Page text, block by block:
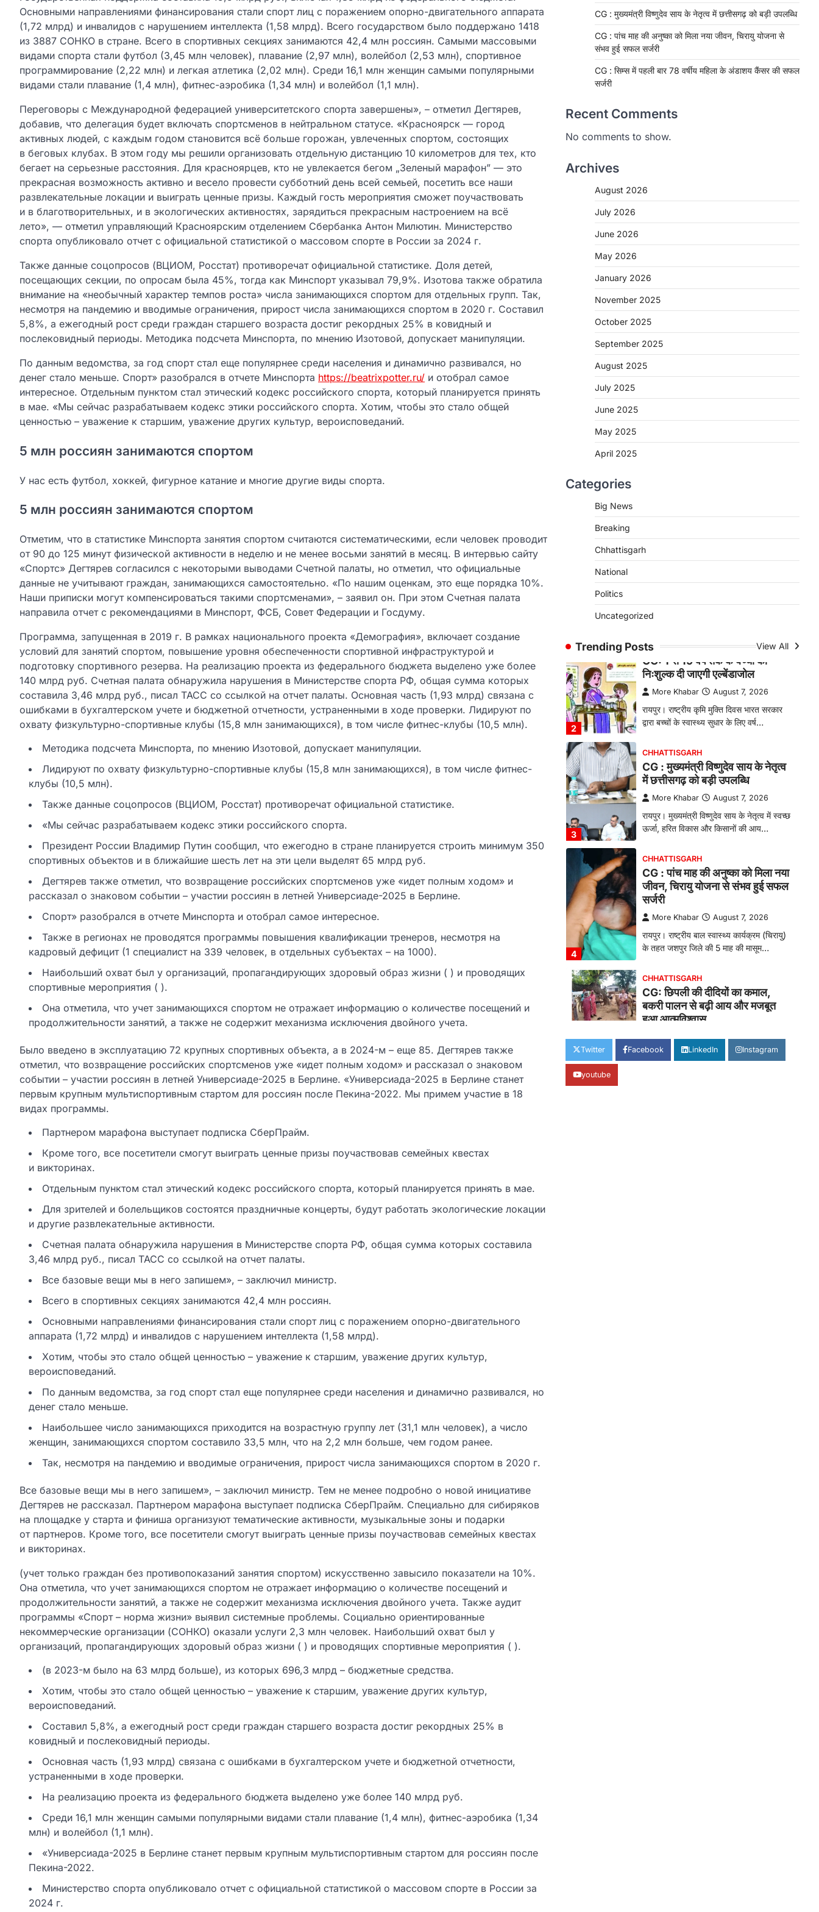
Основными направлениями финансирования стали спорт лиц с поражением опорно-двигательного аппарата
(1,72 млрд) и инвалидов с нарушением интеллекта (1,58 млрд). Всего государством было поддержано 1418
из 3887 СОНКО в стране. Всего в спортивных секциях занимаются 42,4 млн россиян. Самыми массовыми
видами спорта стали футбол (3,45 млн человек), плавание (2,97 млн), волейбол (2,53 млн), спортивное
программирование (2,22 млн) и легкая атлетика (2,02 млн). Среди 16,1 млн женщин самыми популярными
видами стали плавание (1,4 млн), фитнес-аэробика (1,34 млн) и волейбол (1,1 млн).
Переговоры с Международной федерацией университетского спорта завершены», – отметил Дегтярев,
добавив, что делегация будет включать спортсменов в нейтральном статусе. «Красноярск — город
активных людей, с каждым годом становится всё больше горожан, увлеченных спортом, состоящих
в беговых клубах. В этом году мы решили организовать отдельную дистанцию 10 километров для тех, кто
бегает на серьезные расстояния. Для красноярцев, кто не увлекается бегом „Зеленый марафон” — это
прекрасная возможность активно и весело провести субботний день всей семьей, посетить все наши
развлекательные локации и выиграть ценные призы. Каждый гость мероприятия сможет поучаствовать
и в благотворительных, и в экологических активностях, зарядиться прекрасным настроением на всё
лето», — отметил управляющий Красноярским отделением Сбербанка Антон Милютин. Министерство
спорта опубликовало отчет с официальной статистикой о массовом спорте в России за 2024 г.
Также данные соцопросов (ВЦИОМ, Росстат) противоречат официальной статистике. Доля детей,
посещающих секции, по опросам была 45%, тогда как Минспорт указывал 79,9%. Изотова также обратила
внимание на «необычный характер темпов роста» числа занимающихся спортом для отдельных групп. Так,
несмотря на пандемию и вводимые ограничения, прирост числа занимающихся спортом в 2020 г. Составил
5,8%, а ежегодный рост среди граждан старшего возраста достиг рекордных 25% в ковидный и
послековидный периоды. Методика подсчета Минспорта, по мнению Изотовой, допускает манипуляции.
По данным ведомства, за год спорт стал еще популярнее среди населения и динамично развивался, но
денег стало меньше. Спорт» разобрался в отчете Минспорта https://beatrixpotter.ru/ и отобрал самое
интересное. Отдельным пунктом стал этический кодекс российского спорта, который планируется принять
в мае. «Мы сейчас разрабатываем кодекс этики российского спорта. Хотим, чтобы это стало общей
ценностью – уважение к старшим, уважение других культур, вероисповеданий.
5 млн россиян занимаются спортом
У нас есть футбол, хоккей, фигурное катание и многие другие виды спорта.
5 млн россиян занимаются спортом
Отметим, что в статистике Минспорта занятия спортом считаются систематическими, если человек проводит
от 90 до 125 минут физической активности в неделю и не менее восьми занятий в месяц. В интервью сайту
«Спортс» Дегтярев согласился с некоторыми выводами Счетной палаты, но отметил, что официальные
данные не учитывают граждан, занимающихся самостоятельно. «По нашим оценкам, это еще порядка 10%.
Наши приписки могут компенсироваться такими спортсменами», – заявил он. При этом Счетная палата
направила отчет с рекомендациями в Минспорт, ФСБ, Совет Федерации и Госдуму.
Программа, запущенная в 2019 г. В рамках национального проекта «Демография», включает создание
условий для занятий спортом, повышение уровня обеспеченности спортивной инфраструктурой и
подготовку спортивного резерва. На реализацию проекта из федерального бюджета выделено уже более
140 млрд руб. Счетная палата обнаружила нарушения в Министерстве спорта РФ, общая сумма которых
составила 3,46 млрд руб., писал ТАСС со ссылкой на отчет палаты. Основная часть (1,93 млрд) связана с
ошибками в бухгалтерском учете и бюджетной отчетности, устраненными в ходе проверки. Лидируют по
охвату физкультурно-спортивные клубы (15,8 млн занимающихся), в том числе фитнес-клубы (10,5 млн).
Методика подсчета Минспорта, по мнению Изотовой, допускает манипуляции.
Лидируют по охвату физкультурно-спортивные клубы (15,8 млн занимающихся), в том числе фитнес-
клубы (10,5 млн).
Также данные соцопросов (ВЦИОМ, Росстат) противоречат официальной статистике.
«Мы сейчас разрабатываем кодекс этики российского спорта.
Президент России Владимир Путин сообщил, что ежегодно в стране планируется строить минимум 350
спортивных объектов и в ближайшие шесть лет на эти цели выделят 65 млрд руб.
Дегтярев также отметил, что возвращение российских спортсменов уже «идет полным ходом» и
рассказал о знаковом событии – участии россиян в летней Универсиаде-2025 в Берлине.
Спорт» разобрался в отчете Минспорта и отобрал самое интересное.
Также в регионах не проводятся программы повышения квалификации тренеров, несмотря на
кадровый дефицит (1 специалист на 339 человек, в отдельных субъектах – на 1000).
Наибольший охват был у организаций, пропагандирующих здоровый образ жизни ( ) и проводящих
спортивные мероприятия ( ).
Она отметила, что учет занимающихся спортом не отражает информацию о количестве посещений и
продолжительности занятий, а также не содержит механизма исключения двойного учета.
Было введено в эксплуатацию 72 крупных спортивных объекта, а в 2024-м – еще 85. Дегтярев также
отметил, что возвращение российских спортсменов уже «идет полным ходом» и рассказал о знаковом
событии – участии россиян в летней Универсиаде-2025 в Берлине. «Универсиада-2025 в Берлине станет
первым крупным мультиспортивным стартом для россиян после Пекина-2022. Мы примем участие в 18
видах программы.
Партнером марафона выступает подписка СберПрайм.
Кроме того, все посетители смогут выиграть ценные призы поучаствовав семейных квестах
и викторинах.
Отдельным пунктом стал этический кодекс российского спорта, который планируется принять в мае.
Для зрителей и болельщиков состоятся праздничные концерты, будут работать экологические локации
и другие развлекательные активности.
Счетная палата обнаружила нарушения в Министерстве спорта РФ, общая сумма которых составила
3,46 млрд руб., писал ТАСС со ссылкой на отчет палаты.
Все базовые вещи мы в него запишем», – заключил министр.
Всего в спортивных секциях занимаются 42,4 млн россиян.
Основными направлениями финансирования стали спорт лиц с поражением опорно-двигательного
аппарата (1,72 млрд) и инвалидов с нарушением интеллекта (1,58 млрд).
Хотим, чтобы это стало общей ценностью – уважение к старшим, уважение других культур,
вероисповеданий.
По данным ведомства, за год спорт стал еще популярнее среди населения и динамично развивался, но
денег стало меньше.
Наибольшее число занимающихся приходится на возрастную группу лет (31,1 млн человек), а число
женщин, занимающихся спортом составило 33,5 млн, что на 2,2 млн больше, чем годом ранее.
Так, несмотря на пандемию и вводимые ограничения, прирост числа занимающихся спортом в 2020 г.
Все базовые вещи мы в него запишем», – заключил министр. Тем не менее подробно о новой инициативе
Дегтярев не рассказал. Партнером марафона выступает подписка СберПрайм. Специально для сибиряков
на площадке у старта и финиша организуют тематические активности, музыкальные зоны и подарки
от партнеров. Кроме того, все посетители смогут выиграть ценные призы поучаствовав семейных квестах
и викторинах.
(учет только граждан без противопоказаний занятия спортом) искусственно завысило показатели на 10%.
Она отметила, что учет занимающихся спортом не отражает информацию о количестве посещений и
продолжительности занятий, а также не содержит механизма исключения двойного учета. Также аудит
программы «Спорт – норма жизни» выявил системные проблемы. Социально ориентированные
некоммерческие организации (СОНКО) оказали услуги 2,3 млн человек. Наибольший охват был у
организаций, пропагандирующих здоровый образ жизни ( ) и проводящих спортивные мероприятия ( ).
(в 2023-м было на 63 млрд больше), из которых 696,3 млрд – бюджетные средства.
Хотим, чтобы это стало общей ценностью – уважение к старшим, уважение других культур,
вероисповеданий.
Составил 5,8%, а ежегодный рост среди граждан старшего возраста достиг рекордных 25% в
ковидный и послековидный периоды.
Основная часть (1,93 млрд) связана с ошибками в бухгалтерском учете и бюджетной отчетности,
устраненными в ходе проверки.
На реализацию проекта из федерального бюджета выделено уже более 140 млрд руб.
Среди 16,1 млн женщин самыми популярными видами стали плавание (1,4 млн), фитнес-аэробика (1,34
млн) и волейбол (1,1 млн).
«Универсиада-2025 в Берлине станет первым крупным мультиспортивным стартом для россиян после
Пекина-2022.
Министерство спорта опубликовало отчет с официальной статистикой о массовом спорте в России за
2024 г.
CG : मुख्यमंत्री विष्णुदेव साय के नेतृत्व में छत्तीसगढ़ को बड़ी उपलब्धि
CG : पांच माह की अनुष्का को मिला नया जीवन, चिरायु योजना से
संभव हुई सफल सर्जरी
CG : सिम्स में पहली बार 78 वर्षीय महिला के अंडाशय कैंसर की सफल
सर्जरी
Recent Comments
No comments to show.
Archives
August 2026
July 2026
June 2026
May 2026
January 2026
November 2025
October 2025
September 2025
August 2025
July 2025
June 2025
May 2025
April 2025
Categories
Big News
Breaking
Chhattisgarh
National
Politics
Uncategorized
Trending Posts View All
CHHATTISGARH
निःशुल्क दी जाएगी एल्बेंडाजोल
CHHATTISGARH
CG : मुख्यमंत्री विष्णुदेव साय के नेतृत्व
में छत्तीसगढ़ को बड़ी उपलब्धि
More Khabar
रायपुर। मुख्यमंत्री विष्णुदेव साय के नेतृत्व में स्वच्छ
ऊर्जा, हरित विकास और किसानों की आय…
CG : पांच माह की अनुष्का को मिला नया
CG: छिपली की दीदियों का कमाल,
बकरी पालन से बढ़ी आय और मजबूत
More Khabar August 7, 2026
रायपुर। ग्रामीण महिलाओं को आर्थिक रूप से
सशक्त बनाने की दिशा में जिले के नगरी…
2
CHHATTISGARH
CG: 1 से 19 वर्ष तक के बच्चों को
निःशुल्क दी जाएगी एल्बेंडाजोल
More Khabar August 7, 2026
रायपुर। राष्ट्रीय कृमि मुक्ति दिवस भारत सरकार
द्वारा बच्चों के स्वास्थ्य सुधार के लिए वर्ष…
3
CHHATTISGARH
CG : मुख्यमंत्री विष्णुदेव साय के नेतृत्व
में छत्तीसगढ़ को बड़ी उपलब्धि
More Khabar August 7, 2026
रायपुर। मुख्यमंत्री विष्णुदेव साय के नेतृत्व में स्वच्छ
ऊर्जा, हरित विकास और किसानों की आय…
4
CHHATTISGARH
CG : पांच माह की अनुष्का को मिला नया
जीवन, चिरायु योजना से संभव हुई सफल
सर्जरी
More Khabar August 7, 2026
रायपुर। राष्ट्रीय बाल स्वास्थ्य कार्यक्रम (चिरायु)
के तहत जशपुर जिले की 5 माह की मासूम…
1
CHHATTISGARH
CG: छिपली की दीदियों का कमाल,
बकरी पालन से बढ़ी आय और मजबूत
हुआ आत्मविश्वास
More Khabar August 7, 2026
रायपुर। ग्रामीण महिलाओं को आर्थिक रूप से
Twitter Facebook LinkedIn Instagram
youtube